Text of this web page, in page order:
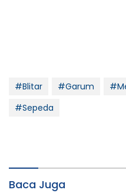
#Blitar #Garum
#Sepeda
Baca Juga